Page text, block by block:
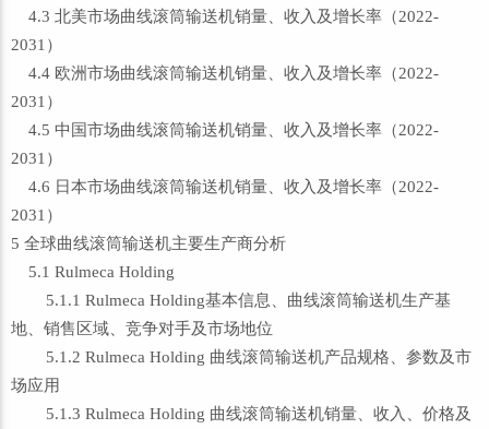
4.3 北美市场曲线滚筒输送机销量、收入及增长率（2022-
2031）
4.4 欧洲市场曲线滚筒输送机销量、收入及增长率（2022-
2031）
4.5 中国市场曲线滚筒输送机销量、收入及增长率（2022-
2031）
4.6 日本市场曲线滚筒输送机销量、收入及增长率（2022-
2031）
5 全球曲线滚筒输送机主要生产商分析
5.1 Rulmeca Holding
5.1.1 Rulmeca Holding基本信息、曲线滚筒输送机生产基
地、销售区域、竞争对手及市场地位
5.1.2 Rulmeca Holding 曲线滚筒输送机产品规格、参数及市
场应用
5.1.3 Rulmeca Holding 曲线滚筒输送机销量、收入、价格及